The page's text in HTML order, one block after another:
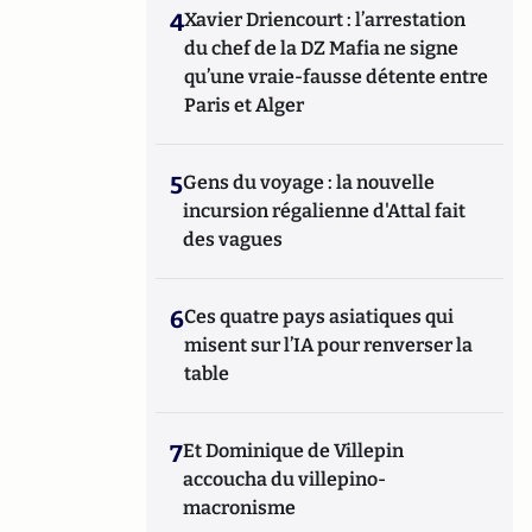
4Xavier Driencourt : l’arrestation
du chef de la DZ Mafia ne signe
qu’une vraie-fausse détente entre
Paris et Alger
5Gens du voyage : la nouvelle
incursion régalienne d'Attal fait
des vagues
6Ces quatre pays asiatiques qui
misent sur l’IA pour renverser la
table
7Et Dominique de Villepin
accoucha du villepino-
macronisme